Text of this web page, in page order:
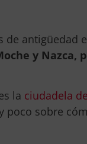
de antigüedad
y Nazca,
la ciudadela
poco sobre